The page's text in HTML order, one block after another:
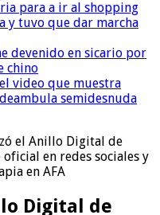
para a ir al shopping
y tuvo que dar marcha
devenido en sicario por
chino
video que muestra
semidesnuda
el Anillo Digital de
en redes sociales y
en AFA
Digital de